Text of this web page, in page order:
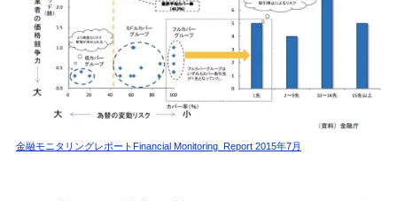
金融モニタリングレポートFinancial Monitoring Report 2015年7月